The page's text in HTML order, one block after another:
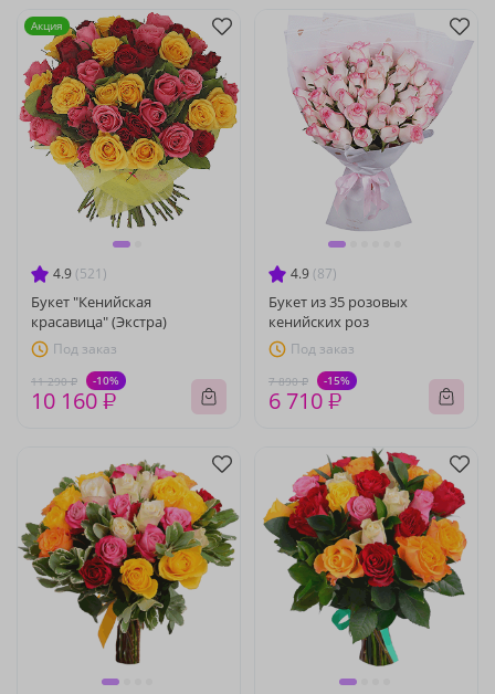
4.9 (521)
Букет "Кенийская
красавица" (Экстра)
Под заказ
11 290 ₽ -10%
10 160 ₽
Акция
4.9 (87)
Букет из 35 розовых
кенийских роз
Под заказ
7 890 ₽ -15%
6 710 ₽